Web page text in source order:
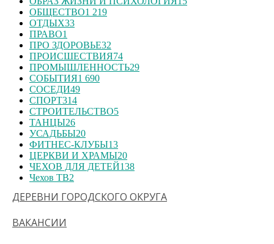
ОБЩЕСТВО1 219
ОТДЫХ33
ПРАВО1
ПРО ЗДОРОВЬЕ32
ПРОИСШЕСТВИЯ74
ПРОМЫШЛЕННОСТЬ29
СОБЫТИЯ1 690
СОСЕДИ49
СПОРТ314
СТРОИТЕЛЬСТВО5
ТАНЦЫ26
УСАДЬБЫ20
ФИТНЕС-КЛУБЫ13
ЦЕРКВИ И ХРАМЫ20
ЧЕХОВ ДЛЯ ДЕТЕЙ138
Чехов ТВ2
ДЕРЕВНИ ГОРОДСКОГО ОКРУГА
ВАКАНСИИ